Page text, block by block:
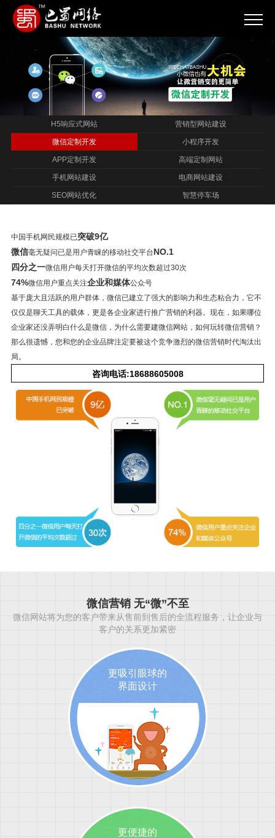
H5响应式网站 营销型网站建设
微信定制开发 小程序开发
APP定制开发 高端定制网站
手机网站建设 电商网站建设
SEO网站优化 智慧停车场
中国手机网民规模已突破9亿
微信毫无疑问已是用户青睐的移动社交平台NO.1
四分之一微信用户每天打开微信的平均次数超过30次
74%微信用户重点关注企业和媒体公众号
基于庞大且活跃的用户群体，微信已建立了强大的影响力和生态粘合力，它不
仅仅是聊天工具的载体，更是各企业家进行推广营销的利器。现在，如果哪位
企业家还没弄明白什么是微信，为什么需要建微信网站，如何玩转微信营销？
那么很遗憾，您和您的企业品牌注定要被这个竞争激烈的微信营销时代淘汰出
局。
咨询电话:18688605008
微信营销 无“微”不至
微信网站将为您的客户带来从售前到售后的全流程服务，让企业与
客户的关系更加紧密
更吸引眼球的
界面设计
更便捷的